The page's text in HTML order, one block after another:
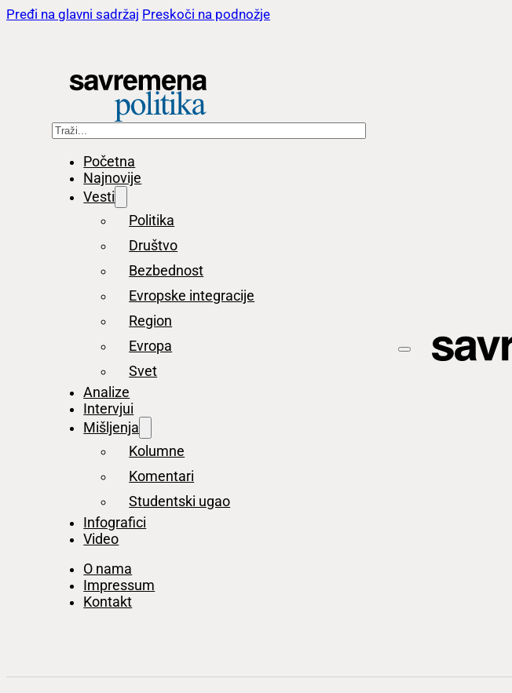
Pređi na glavni sadržaj Preskoči na podnožje
Pretraga
Početna
Najnovije
Vesti
Politika
Društvo
Bezbednost
Evropske integracije
Region
Evropa
Svet
Analize
Intervjui
Mišljenja
Kolumne
Komentari
Studentski ugao
Infografici
Video
O nama
Impressum
Kontakt